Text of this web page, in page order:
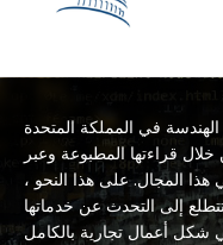
في المملكة المتحدة
قراءتها المطبوعة وعبر
المجال. على هذا النحو ،
إلى التحدث عن خدماتها